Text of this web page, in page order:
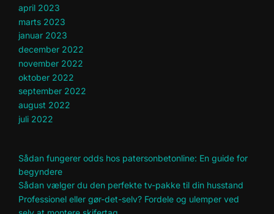
april 2023
marts 2023
januar 2023
december 2022
november 2022
oktober 2022
september 2022
august 2022
juli 2022
Sådan fungerer odds hos patersonbetonline: En guide for
begyndere
Sådan vælger du den perfekte tv-pakke til din husstand
Professionel eller gør-det-selv? Fordele og ulemper ved